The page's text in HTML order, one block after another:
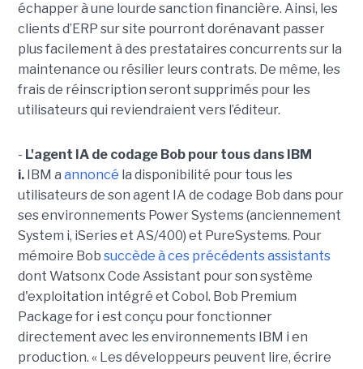
échapper à une lourde sanction financière. Ainsi, les
clients d’ERP sur site pourront dorénavant passer
plus facilement à des prestataires concurrents sur la
maintenance ou résilier leurs contrats. De même, les
frais de réinscription seront supprimés pour les
utilisateurs qui reviendraient vers l’éditeur.
- L'agent IA de codage Bob pour tous dans IBM
i.IBM a annoncé la disponibilité pour tous les
utilisateurs de son agent IA de codage Bob dans pour
ses environnements Power Systems (anciennement
System i, iSeries et AS/400) et PureSystems. Pour
mémoire Bob succède à ces précédents assistants
dont Watsonx Code Assistant pour son système
d'exploitation intégré et Cobol. Bob Premium
Package for i est conçu pour fonctionner
directement avec les environnements IBM i en
production. « Les développeurs peuvent lire, écrire